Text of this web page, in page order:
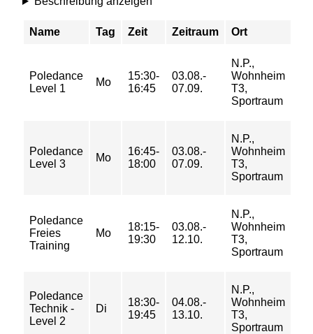
Name Tag Zeit Zeitraum Ort
Poledance
Level 1
Mo
15:30-
16:45
03.08.-
07.09.
N.P.,
Wohnheim
T3,
Sportraum
Poledance
Level 3
Mo
16:45-
18:00
03.08.-
07.09.
N.P.,
Wohnheim
T3,
Sportraum
Poledance
Freies
Training
Mo
18:15-
19:30
03.08.-
12.10.
N.P.,
Wohnheim
T3,
Sportraum
Poledance
Technik -
Level 2
Di
18:30-
19:45
04.08.-
13.10.
N.P.,
Wohnheim
T3,
Sportraum